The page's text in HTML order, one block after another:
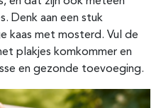
Denk aan een stuk
kaas met mosterd. Vul de
plakjes komkommer en
en gezonde toevoeging.